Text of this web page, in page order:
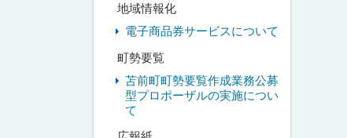
地域情報化
電子商品券サービスについて
町勢要覧
苫前町町勢要覧作成業務公募
型プロポーザルの実施につい
て